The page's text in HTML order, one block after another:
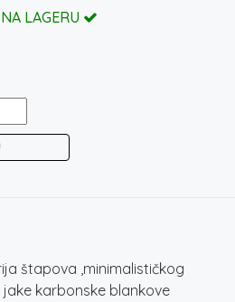
LAGERU
štapova ,minimalističkog
jake karbonske blankove